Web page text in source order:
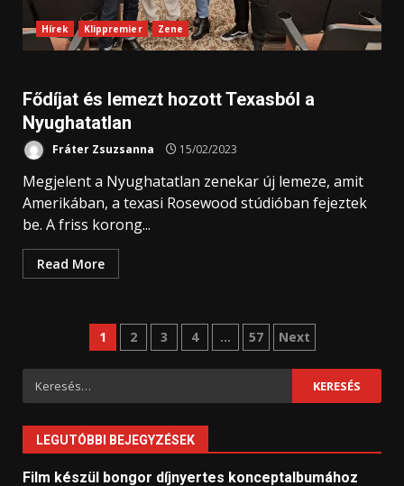
Hírek Klippremier Zene
Fődíjat és lemezt hozott Texasból a
Nyughatatlan
Fráter Zsuzsanna 15/02/2023
Megjelent a Nyughatatlan zenekar új lemeze, amit
Amerikában, a texasi Rosewood stúdióban fejeztek
be. A friss korong...
Read More
Bejegyzések
lapozása
1 2 3 4 … 57 Next
Keresés:
LEGUTÓBBI BEJEGYZÉSEK
Film készül bongor díjnyertes konceptalbumához